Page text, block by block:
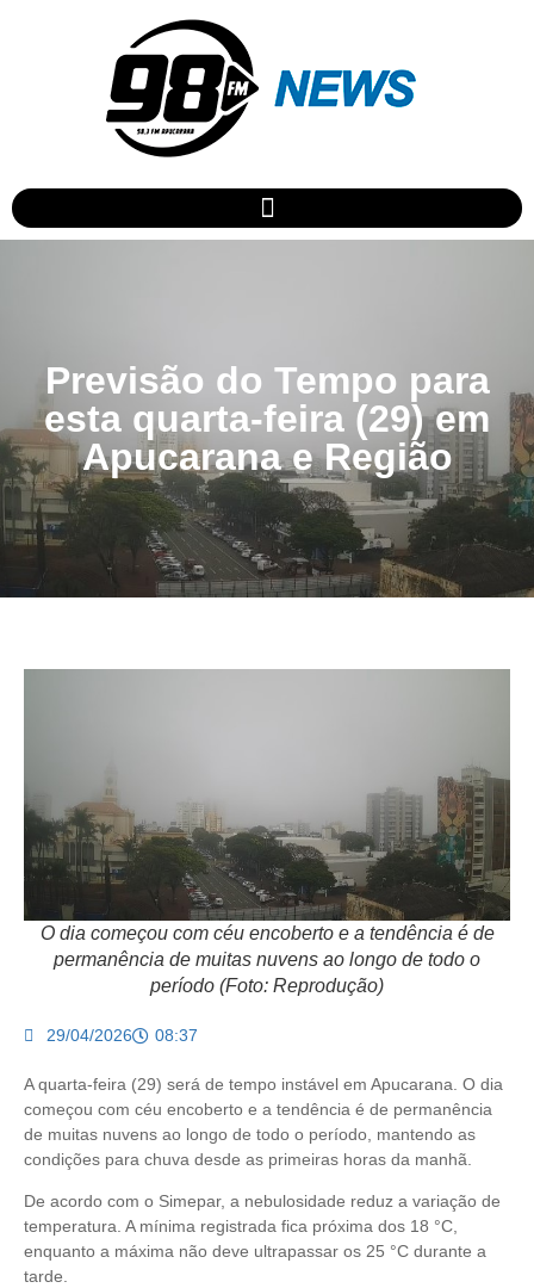
Previsão do Tempo para
esta quarta-feira (29) em
Apucarana e Região
O dia começou com céu encoberto e a tendência é de
permanência de muitas nuvens ao longo de todo o
período (Foto: Reprodução)
29/04/2026 08:37
A quarta-feira (29) será de tempo instável em Apucarana . O dia
começou com céu encoberto e a tendência é de permanência
de muitas nuvens ao longo de todo o período, mantendo as
condições para chuva desde as primeiras horas da manhã.
De acordo com o Simepar, a nebulosidade reduz a variação de
temperatura. A mínima registrada fica próxima dos 18 °C,
enquanto a máxima não deve ultrapassar os 25 °C durante a
tarde.